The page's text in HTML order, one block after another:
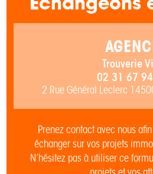
Trouverie
02 31 67
2 Rue Général Leclerc
Prenez contact avec nous
échanger sur vos projets
N’hésitez pas à utiliser ce